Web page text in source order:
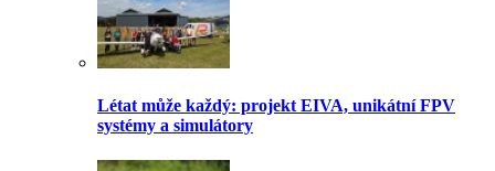
Létat může každý: projekt EIVA, unikátní FPV
systémy a simulátory